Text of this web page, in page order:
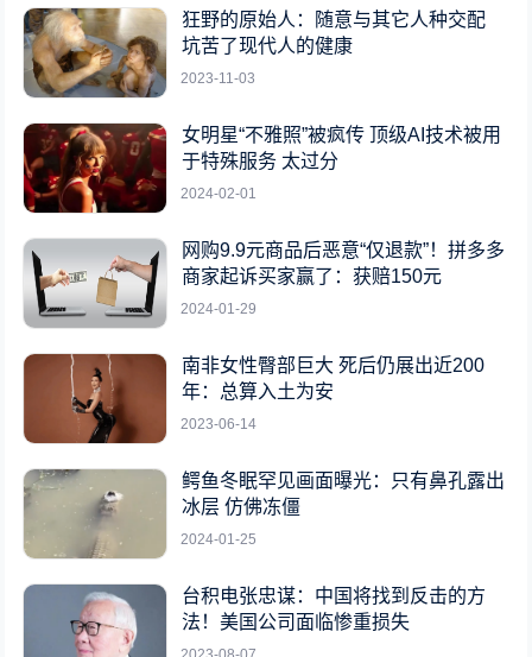
狂野的原始人：随意与其它人种交配
坑苦了现代人的健康
2023-11-03
女明星“不雅照”被疯传 顶级AI技术被用
于特殊服务 太过分
2024-02-01
网购9.9元商品后恶意“仅退款”！拼多多
商家起诉买家赢了：获赔150元
2024-01-29
南非女性臀部巨大 死后仍展出近200
年：总算入土为安
2023-06-14
鳄鱼冬眠罕见画面曝光：只有鼻孔露出
冰层 仿佛冻僵
2024-01-25
台积电张忠谋：中国将找到反击的方
法！美国公司面临惨重损失